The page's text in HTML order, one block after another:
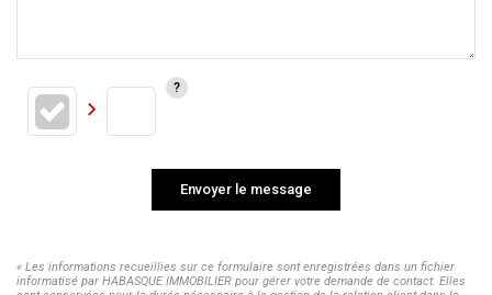
Envoyer le message
« Les informations recueillies sur ce formulaire sont enregistrées dans un fichier
informatisé par HABASQUE IMMOBILIER pour gérer votre demande de contact. Elles